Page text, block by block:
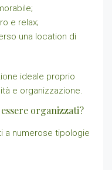
e relax;
una location di
ideale proprio
e organizzazione.
organizzati?
a numerose tipologie